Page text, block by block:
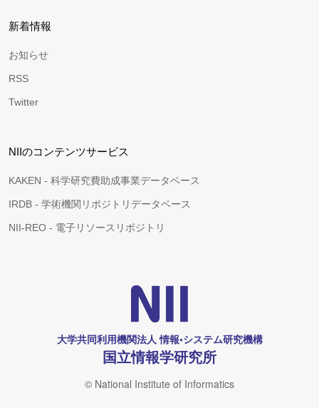
新着情報
お知らせ
RSS
Twitter
NIIのコンテンツサービス
KAKEN - 科学研究費助成事業データベース
IRDB - 学術機関リポジトリデータベース
NII-REO - 電子リソースリポジトリ
大学共同利用機関法人 情報•システム研究機構
国立情報学研究所
© National Institute of Informatics